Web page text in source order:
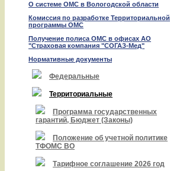
О системе ОМС в Вологодской области
Комиссия по разработке Территориальной
программы ОМС
Получение полиса ОМС в офисах АО
"Страховая компания "СОГАЗ-Мед"
Нормативные документы
Федеральные
Территориальные
Программа государственных
гарантий, Бюджет (Законы)
Положение об учетной политике
ТФОМС ВО
Тарифное соглашение 2026 год